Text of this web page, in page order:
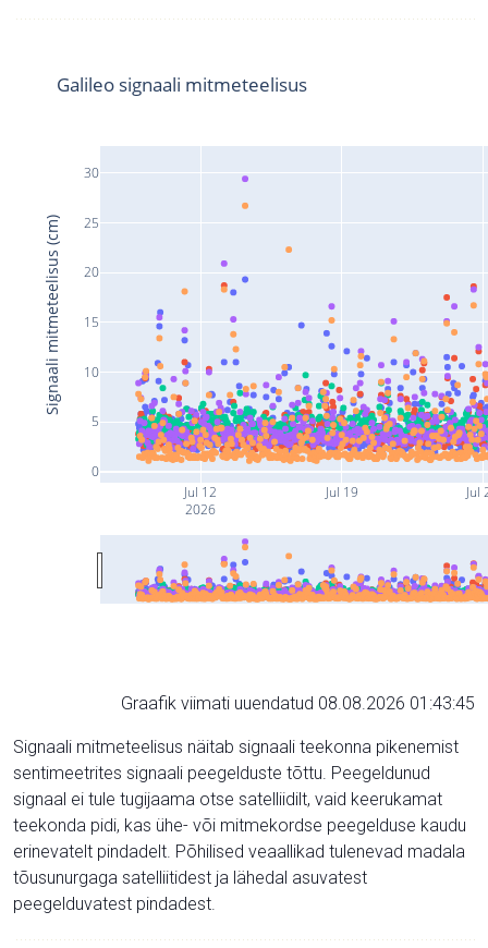
Jul 12
2026
Jul 19 Jul
0
5
10
15
20
25
30
Galileo signaali mitmeteelisus
Signaali mitmeteelisus (cm)
Graafik viimati uuendatud 08.08.2026 01:43:45
Signaali mitmeteelisus näitab signaali teekonna pikenemist
sentimeetrites signaali peegelduste tõttu. Peegeldunud
signaal ei tule tugijaama otse satelliidilt, vaid keerukamat
teekonda pidi, kas ühe- või mitmekordse peegelduse kaudu
erinevatelt pindadelt. Põhilised veaallikad tulenevad madala
tõusunurgaga satelliitidest ja lähedal asuvatest
peegelduvatest pindadest.